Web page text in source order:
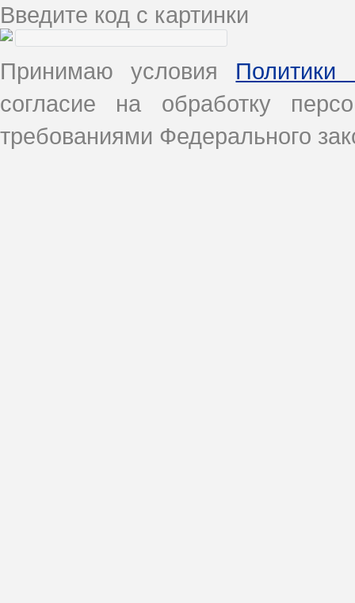
Введите код с картинки
Принимаю условия Политики
согласие на обработку
требованиями Федерального